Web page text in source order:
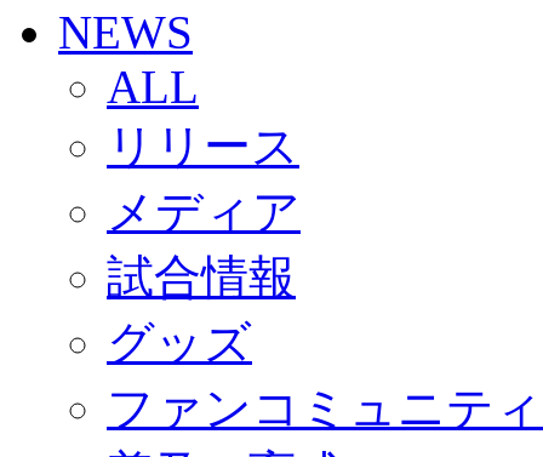
SCHEDULE
2026/27
練習見学時のファンサービスについて
TICKET
奈良クラブ明治安田J3リーグ2026/27シーズン試
奈良クラブ明治安田Ｊ3リーグ 2026/27シーズン「
観戦ルール＆マナー
2026/27ファンコミュニティ
サポートショップ
GOODS
オフィシャルストア（実店舗）
オンラインストア
ACADEMY
アカデミーについて
コーチ&スタッフ
ジュニア
ジュニアユース
NEWS
ALL
リリース
メディア
試合情報
グッズ
ファンコミュニティ